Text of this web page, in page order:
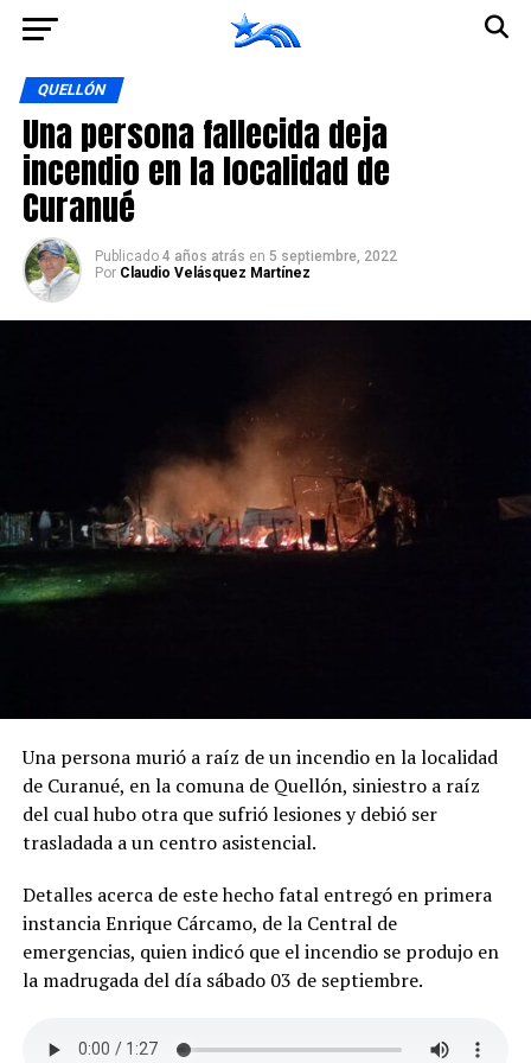
QUELLÓN
Una persona fallecida deja
incendio en la localidad de
Curanué
Publicado 4 años atrás en 5 septiembre, 2022
Por Claudio Velásquez Martínez
Una persona murió a raíz de un incendio en la localidad
de Curanué, en la comuna de Quellón, siniestro a raíz
del cual hubo otra que sufrió lesiones y debió ser
trasladada a un centro asistencial.
Detalles acerca de este hecho fatal entregó en primera
instancia Enrique Cárcamo, de la Central de
emergencias, quien indicó que el incendio se produjo en
la madrugada del día sábado 03 de septiembre.
Ir a la versión móvil